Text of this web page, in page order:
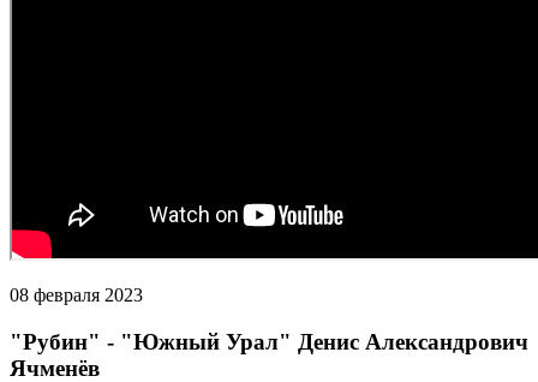
08 февраля 2023
"Рубин" - "Южный Урал" Денис Александрович
Ячменёв